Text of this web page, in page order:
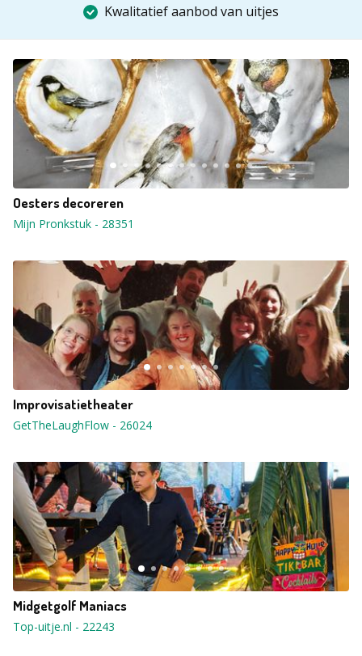
Kwalitatief aanbod van uitjes
Oesters decoreren
Mijn Pronkstuk - 28351
Improvisatietheater
GetTheLaughFlow - 26024
Midgetgolf Maniacs
Top-uitje.nl - 22243